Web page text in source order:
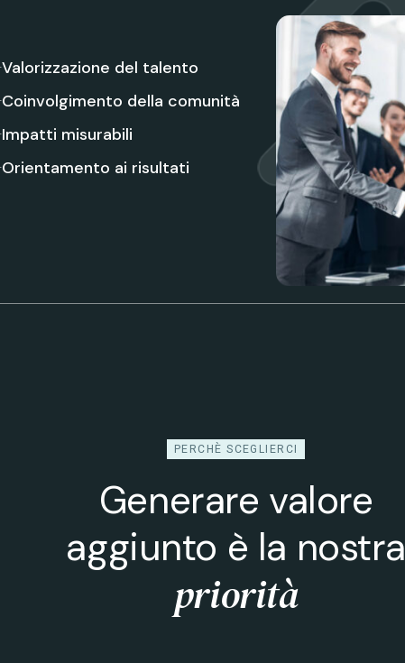
Valorizzazione del talento
Coinvolgimento della comunità
Impatti misurabili
Orientamento ai risultati
PERCHÈ SCEGLIERCI
Generare valore
aggiunto è la nostra
priorità